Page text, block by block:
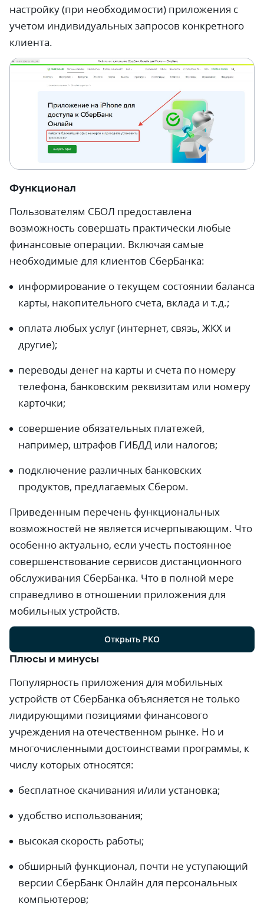
настройку (при необходимости) приложения с
учетом индивидуальных запросов конкретного
клиента.
Функционал
Пользователям СБОЛ предоставлена
возможность совершать практически любые
финансовые операции. Включая самые
необходимые для клиентов СберБанка:
информирование о текущем состоянии баланса
карты, накопительного счета, вклада и т.д.;
оплата любых услуг (интернет, связь, ЖКХ и
другие);
переводы денег на карты и счета по номеру
телефона, банковским реквизитам или номеру
карточки;
совершение обязательных платежей,
например, штрафов ГИБДД или налогов;
подключение различных банковских
продуктов, предлагаемых Сбером.
Приведенным перечень функциональных
возможностей не является исчерпывающим. Что
особенно актуально, если учесть постоянное
совершенствование сервисов дистанционного
обслуживания СберБанка. Что в полной мере
справедливо в отношении приложения для
мобильных устройств.
Открыть РКО
Плюсы и минусы
Популярность приложения для мобильных
устройств от СберБанка объясняется не только
лидирующими позициями финансового
учреждения на отечественном рынке. Но и
многочисленными достоинствами программы, к
числу которых относятся:
бесплатное скачивания и/или установка;
удобство использования;
высокая скорость работы;
обширный функционал, почти не уступающий
версии СберБанк Онлайн для персональных
компьютеров;